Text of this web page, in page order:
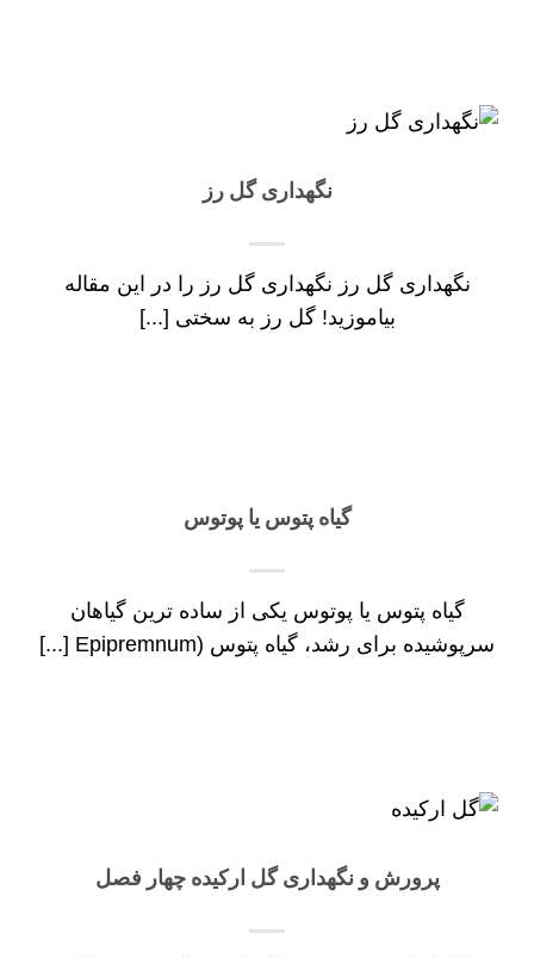
نگهداری گل رز
نگهداری گل رز نگهداری گل رز را در این مقاله
بیاموزید! گل رز به سختی [...]
گیاه پتوس یا پوتوس
گیاه پتوس یا پوتوس یکی از ساده ترین گیاهان
سرپوشیده برای رشد، گیاه پتوس (Epipremnum [...]
پرورش و نگهداری گل ارکیده چهار فصل